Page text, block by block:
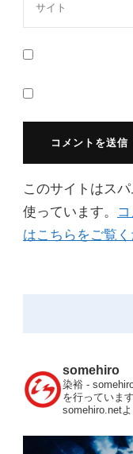
このサイトはス
使っています。
はこちらをご覧
somehiro
染裕 -
を行っていま
somehiro.netよ